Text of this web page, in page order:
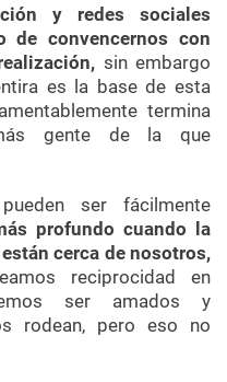
y redes sociales
de convencernos con
sin embargo
es la base de esta
termina
gente de la que
ser fácilmente
profundo cuando la
cerca de nosotros,
reciprocidad en
ser amados y
rodean, pero eso no